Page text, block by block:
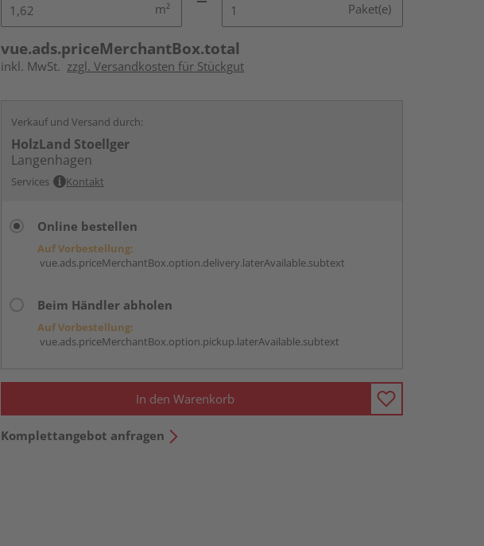
m² Paket(e)
vue.ads.priceMerchantBox.total
inkl. MwSt. zzgl. Versandkosten für Stückgut
Verkauf und Versand durch:
HolzLand Stoellger
Langenhagen
Services Kontakt
Online bestellen
Auf Vorbestellung:
vue.ads.priceMerchantBox.option.delivery.laterAvailable.subtext
Beim Händler abholen
Auf Vorbestellung:
vue.ads.priceMerchantBox.option.pickup.laterAvailable.subtext
In den Warenkorb
Komplettangebot anfragen